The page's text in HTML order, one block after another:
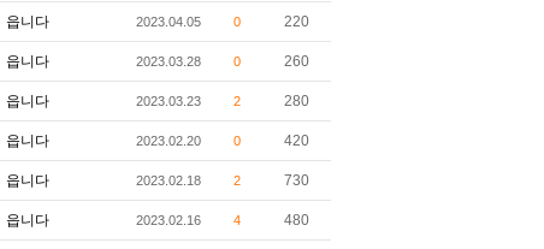
읍니다 2023.04.05 0 220
읍니다 2023.03.28 0 260
읍니다 2023.03.23 2 280
읍니다 2023.02.20 0 420
읍니다 2023.02.18 2 730
읍니다 2023.02.16 4 480